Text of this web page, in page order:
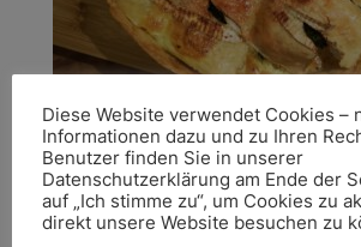
HAUPTSPEISEN,QUICHES &
Brokkoli-Camembert-
Diese Website verwendet Cookies –
Informationen dazu und zu Ihren
Benutzer finden Sie in unserer
Datenschutzerklärung am Ende der
auf „Ich stimme zu“, um Cookies zu
direkt unsere Website besuchen zu